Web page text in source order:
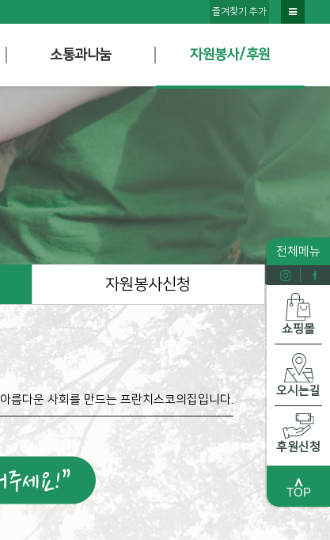
즐겨찾기 추가
소통과나눔 자원봉사/후원
자원봉사신청
아름다운 사회를 만드는 프란치스코의집입니다.
전체메뉴
쇼핑몰
오시는길
후원신청
＾
TOP